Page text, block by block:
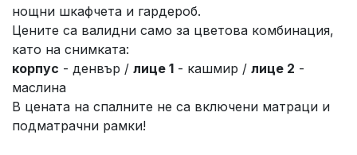
нощни шкафчета и гардероб.
Цените са валидни само за цветова комбинация,
като на снимката:
корпус - денвър / лице 1 - кашмир / лице 2 -
маслина
В цената на спалните не са включени матраци и
подматрачни рамки!